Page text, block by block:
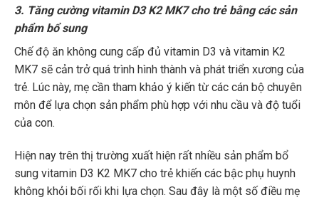
3. Tăng cường vitamin D3 K2 MK7 cho trẻ bằng các sản
phẩm bổ sung
Chế độ ăn không cung cấp đủ vitamin D3 và vitamin K2
MK7 sẽ cản trở quá trình hình thành và phát triển xương của
trẻ. Lúc này, mẹ cần tham khảo ý kiến từ các cán bộ chuyên
môn để lựa chọn sản phẩm phù hợp với nhu cầu và độ tuổi
của con.
Hiện nay trên thị trường xuất hiện rất nhiều sản phẩm bổ
sung vitamin D3 K2 MK7 cho trẻ khiến các bậc phụ huynh
không khỏi bối rối khi lựa chọn. Sau đây là một số điều mẹ